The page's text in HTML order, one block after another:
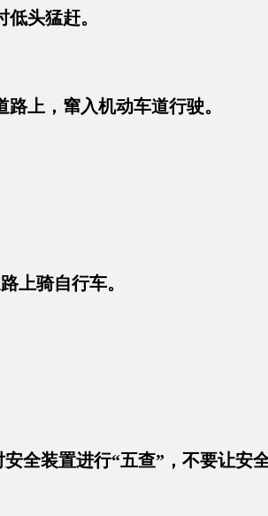
头猛赶。
路上，窜入机动车道行驶。
上骑自行车。
全装置进行“五查”，不要让安